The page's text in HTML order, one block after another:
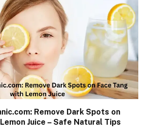
Remove Dark Spots on
Juice – Safe Natural Tips